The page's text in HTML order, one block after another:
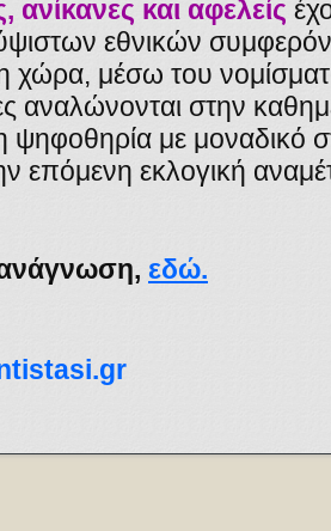
ανίκανες και αφελείς
εθνικών
χώρα, μέσω του
αναλώνονται στην
ψηφοθηρία με
επόμενη εκλογική
ανάγνωση, εδώ.